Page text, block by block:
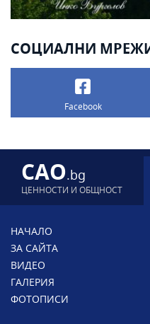
СОЦИАЛНИ
Facebook
CAO.bg
ЦЕННОСТИ И ОБЩНОСТ
НАЧАЛО
ЗА САЙТА
ВИДЕО
ГАЛЕРИЯ
ФОТОПИСИ